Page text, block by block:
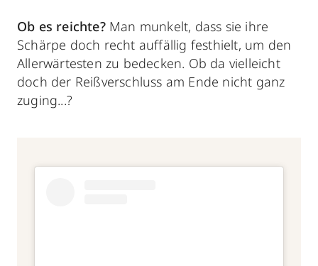
Ob es reichte?Man munkelt, dass sie ihre
Schärpe doch recht auffällig festhielt, um den
Allerwärtesten zu bedecken. Ob da vielleicht
doch der Reißverschluss am Ende nicht ganz
zuging...?